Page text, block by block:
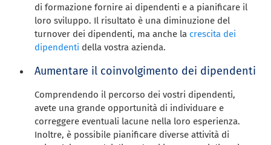
di formazione fornire ai dipendenti e a pianificare il
loro sviluppo. Il risultato è una diminuzione del
turnover dei dipendenti, ma anche la crescita dei
dipendenti della vostra azienda.
Aumentare il coinvolgimento dei dipendenti
Comprendendo il percorso dei vostri dipendenti,
avete una grande opportunità di individuare e
correggere eventuali lacune nella loro esperienza.
Inoltre, è possibile pianificare diverse attività di